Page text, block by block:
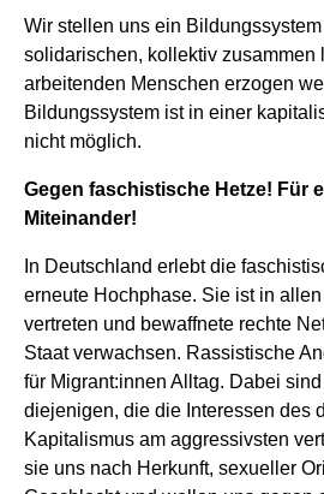
Wir stellen uns ein
solidarischen, kollektiv zusammen
arbeitenden Menschen erzogen
Bildungssystem ist in einer
nicht möglich.
Gegen faschistische Hetze! Für
Miteinander!
In Deutschland erlebt die
erneute Hochphase. Sie ist in
vertreten und bewaffnete rechte
Staat verwachsen. Rassistische
für Migrant:innen Alltag. Dabei
diejenigen, die die Interessen des
Kapitalismus am aggressivsten
sie uns nach Herkunft, sexueller